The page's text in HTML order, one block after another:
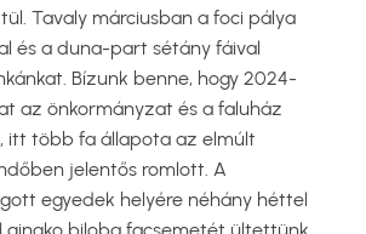
Tavaly márciusban a foci pálya
és a duna-part sétány fáival
Bízunk benne, hogy 2024-
az önkormányzat és a faluház
itt több fa állapota az elmúlt
jelentős romlott. A
egyedek helyére néhány héttel